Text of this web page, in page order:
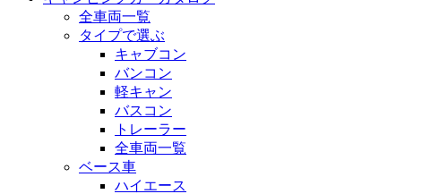
全車両一覧
タイプで選ぶ
キャブコン
バンコン
軽キャン
バスコン
トレーラー
全車両一覧
ベース車
ハイエース